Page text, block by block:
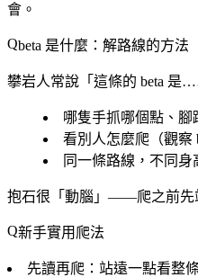
會。
beta 是什麼：解路線的方法
攀岩人常說「這條的 beta 是
哪隻手抓哪個點、腳
看別人怎麼爬（觀察
同一條路線，不同身
抱石很「動腦」——爬之前先
新手實用爬法
先讀再爬 ：站遠一點看整